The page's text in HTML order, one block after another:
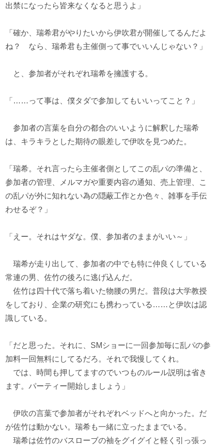
出禁になったら皆来なくなると思うよ」
「確か、瑞希君がやりたいから伊吹君が開催してるんだよ
ね？ なら、瑞希君も主催側って事でいいんじゃない？」
と、参加者がそれぞれ瑞希を擁護する。
「……って事は、僕タダで参加してもいいってこと？」
参加者の言葉を自分の都合のいいように解釈した瑞希
は、キラキラとした期待の眼差しで伊吹を見つめた。
「瑞希。それ言ったら主催者側としてこの乱パの準備と、
参加者の管理、メルマガや重要内容の通知、売上管理、こ
の乱パが外に知れない為の隠蔽工作とか色々、雑事を手伝
わせるぞ？」
「えー。それはヤダな。僕、参加者のままがいい～」
瑞希が走り出して、参加者の中でも特に仲良くしている
常連の男、佐竹の後ろに逃げ込んだ。
佐竹は四十代で落ち着いた物腰の男だ。普段は大学教授
をしており、企業の研究にも携わっている……と伊吹は認
識している。
「だと思った。それに、SMショーに一回参加毎に乱パの参
加料一回無料にしてるだろ。それで我慢してくれ。
では、時間も押してますのでいつものルール説明は省き
ます。パーティー開始しましょう」
伊吹の言葉で参加者がそれぞれベッドへと向かった。だ
が佐竹は動かない。瑞希も一緒に立ったままでいる。
瑞希は佐竹のバスローブの袖をグイグイと軽く引っ張っ